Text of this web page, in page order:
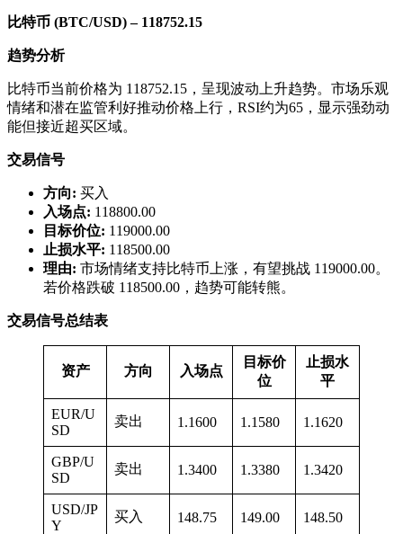
比特币 (BTC/USD) – 118752.15
趋势分析
比特币当前价格为 118752.15，呈现波动上升趋势。市场乐观
情绪和潜在监管利好推动价格上行，RSI约为65，显示强劲动
能但接近超买区域。
交易信号
方向: 买入
入场点: 118800.00
目标价位: 119000.00
止损水平: 118500.00
理由: 市场情绪支持比特币上涨，有望挑战 119000.00。
若价格跌破 118500.00，趋势可能转熊。
交易信号总结表
资产 方向 入场点
目标价
位
止损水
平
EUR/U
SD
卖出 1.1600 1.1580 1.1620
GBP/U
SD
卖出 1.3400 1.3380 1.3420
USD/JP
Y
买入 148.75 149.00 148.50